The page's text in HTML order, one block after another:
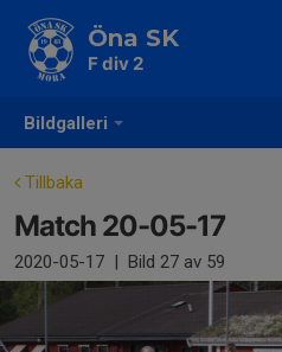
Bildgalleri
Öna SK
F div 2
Tillbaka
Match 20-05-17
2020-05-17 | Bild 27 av 59